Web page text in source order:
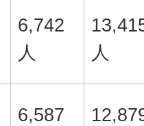
6,742
人
人
6,587